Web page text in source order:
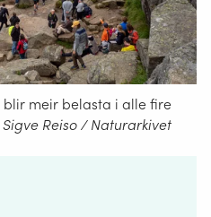
meir belasta i alle fire
Sigve Reiso / Naturarkivet